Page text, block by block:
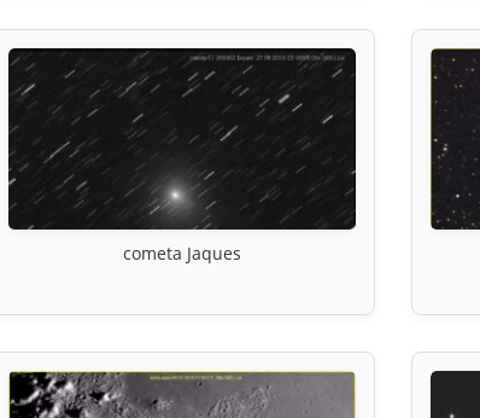
cometa Jaques